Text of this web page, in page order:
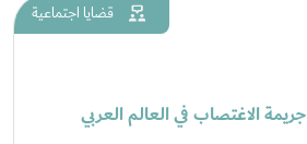
قضايا اجتماعية
جريمة الاغتصاب في العالم العربي